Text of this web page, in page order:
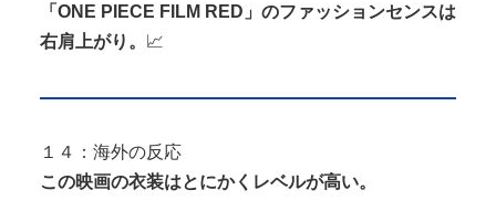
「ONE PIECE FILM RED」のファッションセンスは
右肩上がり。
📈
１４：海外の反応
この映画の衣装はとにかくレベルが高い。